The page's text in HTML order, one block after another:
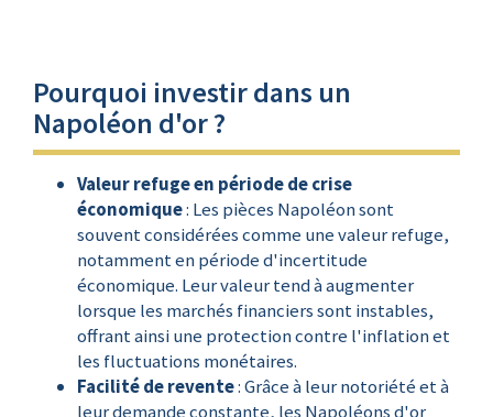
Pourquoi investir dans un
Napoléon d'or ?
Valeur refuge en période de crise
économique: Les pièces Napoléon sont
souvent considérées comme une valeur refuge,
notamment en période d'incertitude
économique. Leur valeur tend à augmenter
lorsque les marchés financiers sont instables,
offrant ainsi une protection contre l'inflation et
les fluctuations monétaires.
Facilité de revente: Grâce à leur notoriété et à
leur demande constante, les Napoléons d'or